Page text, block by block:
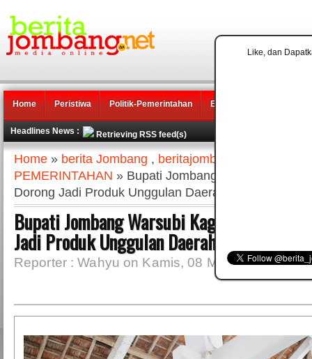
Home Peristiwa Politik-Pemerintahan Ekonomi
Headlines News : Retrieving RSS feed(s)
Home » berita Jombang , beritajombang
PEMERINTAHAN » Bupati Jombang Warsubi
Dorong Jadi Produk Unggulan Daerah
Bupati Jombang Warsubi Kagumi Karya
Jadi Produk Unggulan Daerah
Reporter : Wahyu on Kamis, 08 Mei 2025 | 16.01
Like, dan